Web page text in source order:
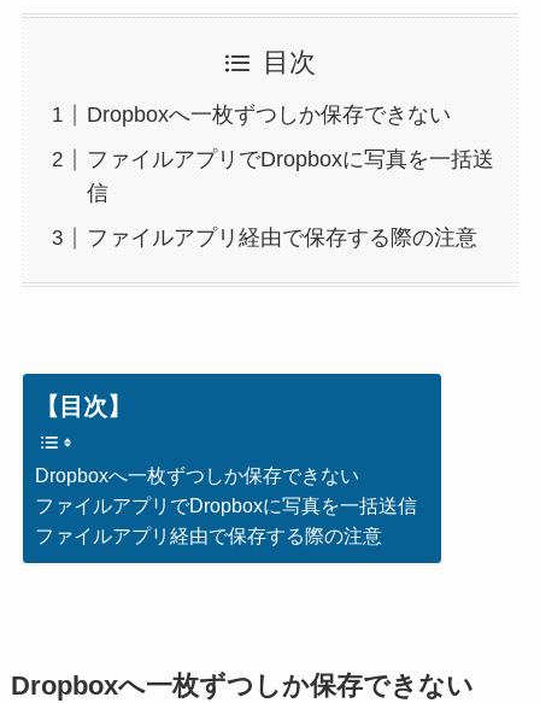
目次
Dropboxへ一枚ずつしか保存できない
ファイルアプリでDropboxに写真を一括送
信
ファイルアプリ経由で保存する際の注意
【目次】
Dropboxへ一枚ずつしか保存できない
ファイルアプリでDropboxに写真を一括送信
ファイルアプリ経由で保存する際の注意
Dropboxへ一枚ずつしか保存できない